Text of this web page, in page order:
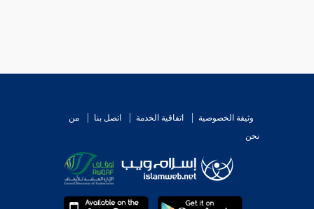
ينقطع بفساده ، وأن المستدل ينقطع بتوجيهه ،
فيهما ، فيكون آخر الأسئلة . ثم إن استقر ، انقطع
وثيقة الخصوصية اتفاقية الخدمة اتصل بنا
من
نحن